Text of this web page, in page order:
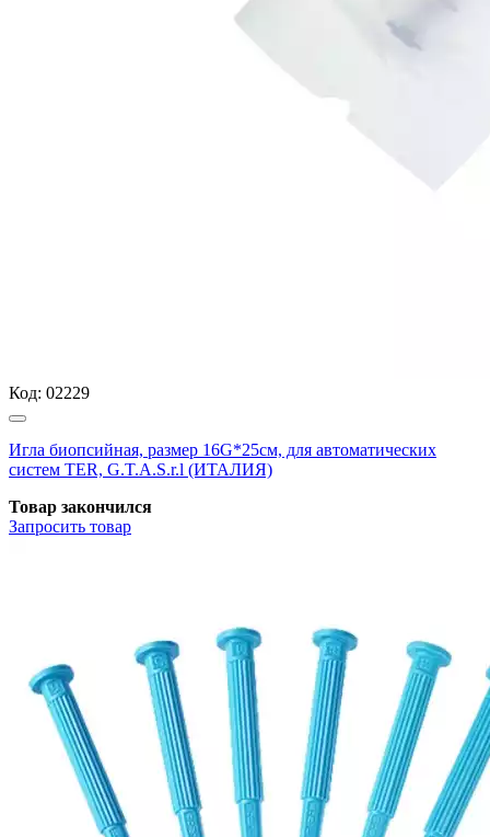
Код: 02229
Игла биопсийная, размер 16G*25см, для автоматических
систем TER, G.T.A.S.r.l (ИТАЛИЯ)
Товар закончился
Запросить товар